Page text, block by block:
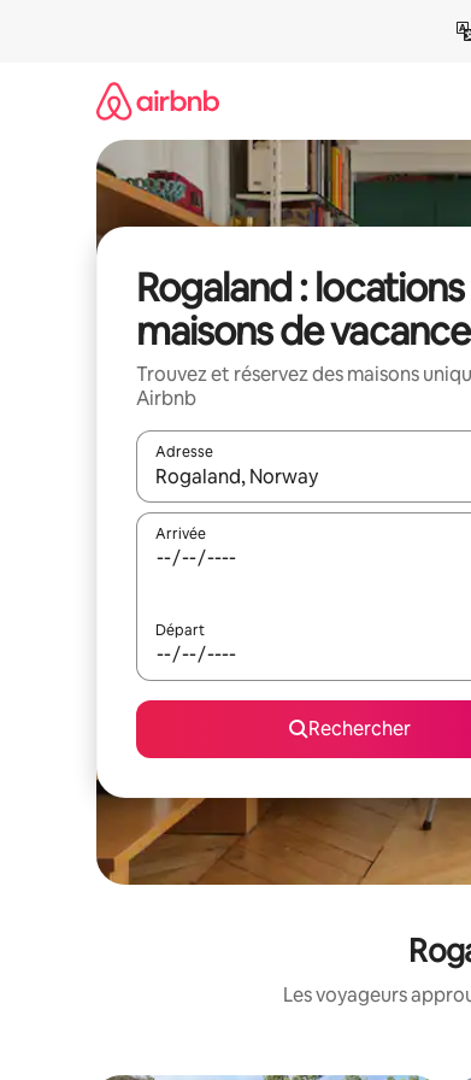
Rogaland :
maisons de
Trouvez et réservez des maisons
Airbnb
Adresse
Lorsque les résultats s'affichent, utilisez
Arrivée
Départ
Rechercher
Les voyageurs